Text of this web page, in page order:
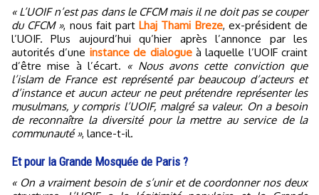
« L’UOIF n’est pas dans le CFCM mais il ne doit pas se couper
du CFCM », nous fait partLhaj Thami Breze, ex-président de
l’UOIF. Plus aujourd’hui qu’hier après l’annonce par les
autorités d’une instance de dialogueà laquelle l’UOIF craint
d’être mise à l’écart. « Nous avons cette conviction que
l’islam de France est représenté par beaucoup d’acteurs et
d’instance et aucun acteur ne peut prétendre représenter les
musulmans, y compris l’UOIF, malgré sa valeur. On a besoin
de reconnaître la diversité pour la mettre au service de la
communauté », lance-t-il.
Et pour la Grande Mosquée de Paris ?
« On a vraiment besoin de s’unir et de coordonner nos deux